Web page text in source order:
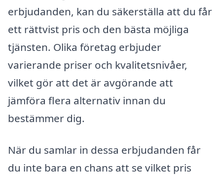
erbjudanden, kan du säkerställa att du får
ett rättvist pris och den bästa möjliga
tjänsten. Olika företag erbjuder
varierande priser och kvalitetsnivåer,
vilket gör att det är avgörande att
jämföra flera alternativ innan du
bestämmer dig.
När du samlar in dessa erbjudanden får
du inte bara en chans att se vilket pris